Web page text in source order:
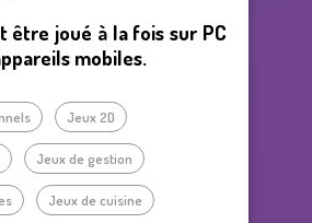
être joué à la fois sur PC
mobiles.
Jeux 2D
Jeux de gestion
Jeux de cuisine